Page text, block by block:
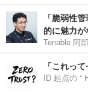
「脆弱性
的に魅力が
Tenable 阿
「これっ
ID 起点の “